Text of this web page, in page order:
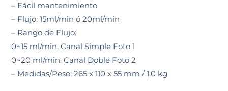
– Fácil mantenimiento
– Flujo: 15ml/min ó 20ml/min
– Rango de Flujo:
0~15 ml/min. Canal Simple Foto 1
0~20 ml/min. Canal Doble Foto 2
– Medidas/Peso: 265 x 110 x 55 mm / 1,0 kg